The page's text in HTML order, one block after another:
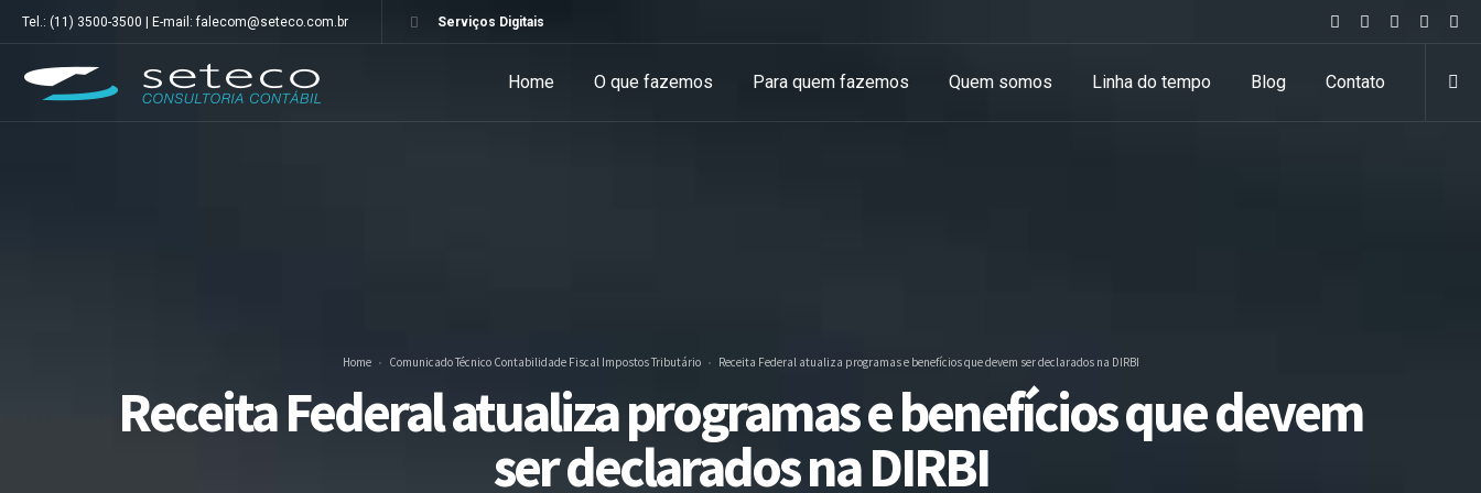
Tel.: (11) 3500-3500 | E-mail: falecom@seteco.com.br Serviços Digitais
Home O que fazemos Para quem fazemos Quem somos Linha do tempo Blog Contato
Home Comunicado TécnicoContabilidadeFiscalImpostosTributário Receita Federal atualiza programas e benefícios que devem ser declarados na DIRBI
Receita Federal atualiza programas e benefícios que devem
ser declarados na DIRBI